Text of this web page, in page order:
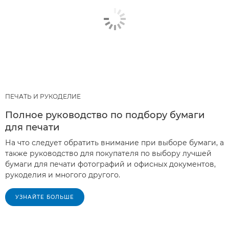
ПЕЧАТЬ И РУКОДЕЛИЕ
Полное руководство по подбору бумаги
для печати
На что следует обратить внимание при выборе бумаги, а
также руководство для покупателя по выбору лучшей
бумаги для печати фотографий и офисных документов,
рукоделия и многого другого.
УЗНАЙТЕ БОЛЬШЕ